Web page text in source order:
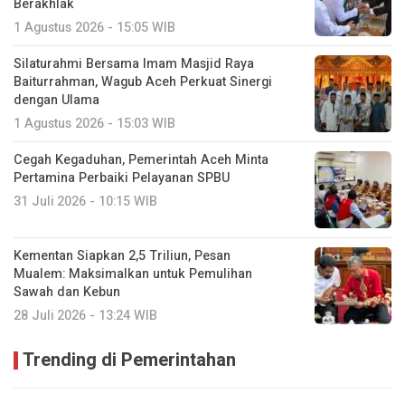
Berakhlak
1 Agustus 2026 - 15:05 WIB
Silaturahmi Bersama Imam Masjid Raya
Baiturrahman, Wagub Aceh Perkuat Sinergi
dengan Ulama
1 Agustus 2026 - 15:03 WIB
Cegah Kegaduhan, Pemerintah Aceh Minta
Pertamina Perbaiki Pelayanan SPBU
31 Juli 2026 - 10:15 WIB
Kementan Siapkan 2,5 Triliun, Pesan
Mualem: Maksimalkan untuk Pemulihan
Sawah dan Kebun
28 Juli 2026 - 13:24 WIB
Trending di Pemerintahan